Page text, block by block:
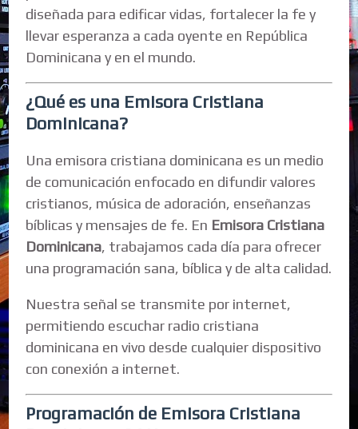
diseñada para edificar vidas, fortalecer la fe y
llevar esperanza a cada oyente en República
Dominicana y en el mundo.
¿Qué es una Emisora Cristiana
Dominicana?
Una emisora cristiana dominicana es un medio
de comunicación enfocado en difundir valores
cristianos, música de adoración, enseñanzas
bíblicas y mensajes de fe. En Emisora Cristiana
Dominicana, trabajamos cada día para ofrecer
una programación sana, bíblica y de alta calidad.
Nuestra señal se transmite por internet,
permitiendo escuchar radio cristiana
dominicana en vivo desde cualquier dispositivo
con conexión a internet.
Programación de Emisora Cristiana